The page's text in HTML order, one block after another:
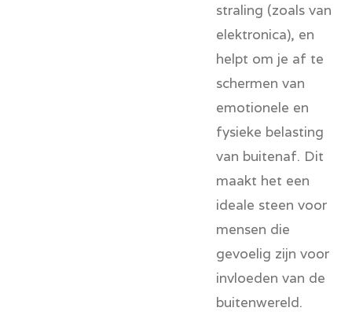
straling (zoals van
elektronica), en
helpt om je af te
schermen van
emotionele en
fysieke belasting
van buitenaf. Dit
maakt het een
ideale steen voor
mensen die
gevoelig zijn voor
invloeden van de
buitenwereld.